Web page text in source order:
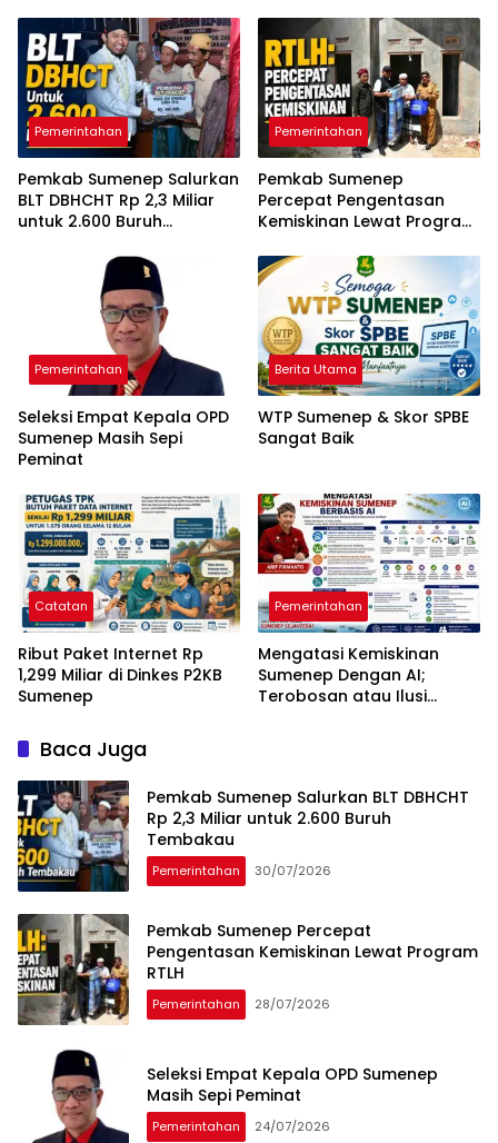
Pemerintahan
Pemkab Sumenep Salurkan
BLT DBHCHT Rp 2,3 Miliar
untuk 2.600 Buruh
Pemerintahan
Pemkab Sumenep
Percepat Pengentasan
Kemiskinan Lewat Program
Pemerintahan
Seleksi Empat Kepala OPD
Sumenep Masih Sepi
Peminat
Berita Utama
WTP Sumenep & Skor SPBE
Sangat Baik
Catatan
Ribut Paket Internet Rp
1,299 Miliar di Dinkes P2KB
Sumenep
Pemerintahan
Mengatasi Kemiskinan
Sumenep Dengan AI;
Terobosan atau Ilusi
Baca Juga
Pemkab Sumenep Salurkan BLT DBHCHT
Rp 2,3 Miliar untuk 2.600 Buruh
Tembakau
Pemerintahan 30/07/2026
Pemkab Sumenep Percepat
Pengentasan Kemiskinan Lewat Program
RTLH
Pemerintahan 28/07/2026
Seleksi Empat Kepala OPD Sumenep
Masih Sepi Peminat
Pemerintahan 24/07/2026